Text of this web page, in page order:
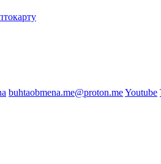
buhtaobmena.me@proton.meYoutube